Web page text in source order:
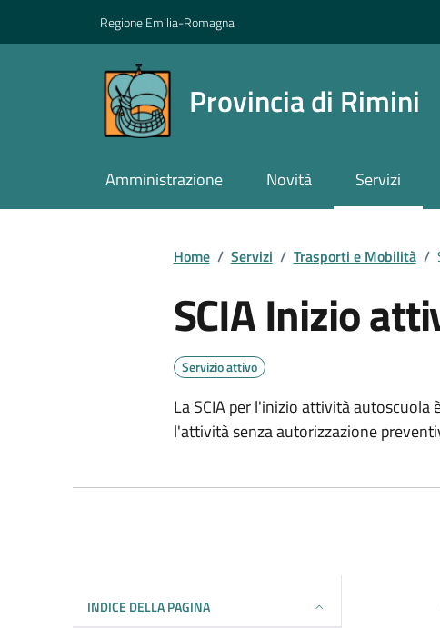
Regione Emilia-Romagna
Provincia di Rimini
Amministrazione Novità Servizi
Home / Servizi / Trasporti e Mobilità /
SCIA Inizio
Servizio attivo
La SCIA per l'inizio attività
l'attività senza autorizzazione
INDICE DELLA PAGINA